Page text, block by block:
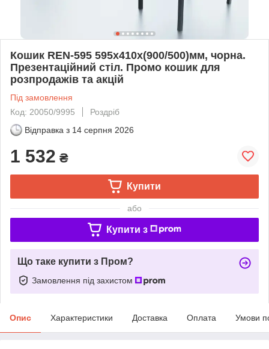
Кошик REN-595 595х410х(900/500)мм, чорна.
Презентаційний стіл. Промо кошик для
розпродажів та акцій
Під замовлення
Код: 20050/9995
Роздріб
Відправка з 14 серпня 2026
1 532 ₴
Купити
або
Купити з
Що таке купити з Пром?
Замовлення під захистом
Опис Характеристики Доставка Оплата Умови